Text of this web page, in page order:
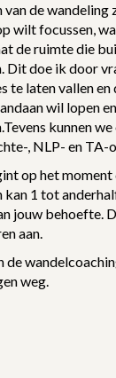
van de wandeling
wilt focussen,
de ruimte die
Dit doe ik door
te laten vallen
wil lopen
kunnen
, NLP- en TA-
op het
kan 1 tot
jouw behoefte.
aan.
de
weg.